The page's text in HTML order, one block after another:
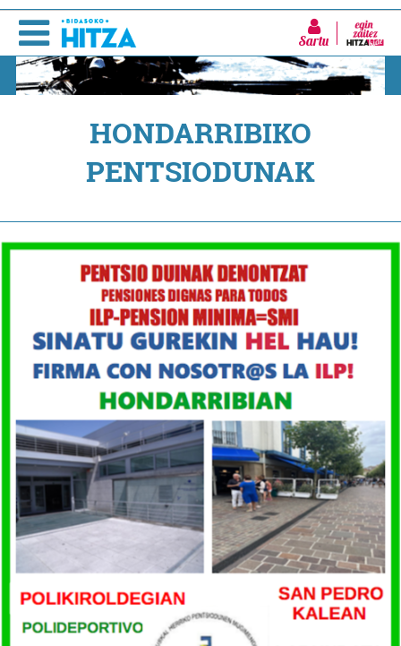
Sartu
HONDARRIBIKO
PENTSIODUNAK